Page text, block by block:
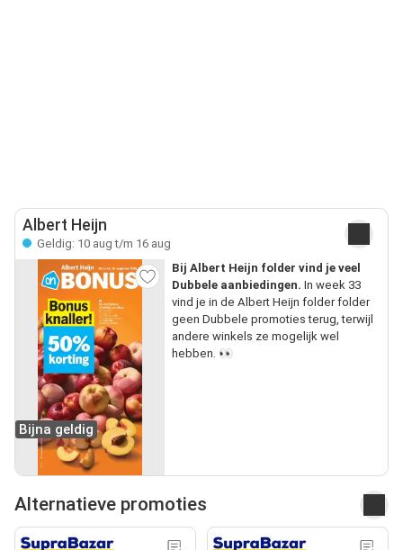
Albert Heijn
Geldig: 10 aug t/m 16 aug
Bijna geldig
Bij Albert Heijn folder vind je veel
Dubbele aanbiedingen. In week 33
vind je in de Albert Heijn folder folder
geen Dubbele promoties terug, terwijl
andere winkels ze mogelijk wel
hebben. 👀
Alternatieve promoties